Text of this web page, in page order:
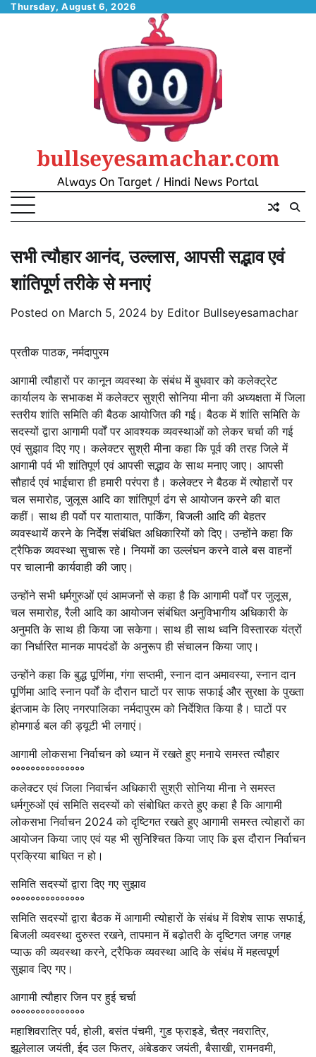
SkipThursday, August 6, 2026
bullseyesamachar.com
Always On Target / Hindi News Portal
सभी त्यौहार आनंद, उल्लास, आपसी सद्भाव एवं
शांतिपूर्ण तरीके से मनाएं
Posted on March 5, 2024 by Editor Bullseyesamachar
प्रतीक पाठक, नर्मदापुरम
आगामी त्यौहारों पर कानून व्यवस्था के संबंध में बुधवार को कलेक्ट्रेट
कार्यालय के सभाकक्ष में कलेक्टर सुश्री सोनिया मीना की अध्यक्षता में जिला
स्तरीय शांति समिति की बैठक आयोजित की गई। बैठक में शांति समिति के
सदस्यों द्वारा आगामी पर्वों पर आवश्यक व्यवस्थाओं को लेकर चर्चा की गई
एवं सुझाव दिए गए। कलेक्टर सुश्री मीना कहा कि पूर्व की तरह जिले में
आगामी पर्व भी शांतिपूर्ण एवं आपसी सद्भाव के साथ मनाए जाए। आपसी
सौहार्द एवं भाईचारा ही हमारी परंपरा है। कलेक्टर ने बैठक में त्योहारों पर
चल समारोह, जुलूस आदि का शांतिपूर्ण ढंग से आयोजन करने की बात
कहीं। साथ ही पर्वो पर यातायात, पार्किंग, बिजली आदि की बेहतर
व्यवस्थायें करने के निर्देश संबंधित अधिकारियों को दिए। उन्होंने कहा कि
ट्रैफिक व्यवस्था सुचारू रहे। नियमों का उल्लंघन करने वाले बस वाहनों
पर चालानी कार्यवाही की जाए।
उन्होंने सभी धर्मगुरुओं एवं आमजनों से कहा है कि आगामी पर्वों पर जुलूस,
चल समारोह, रैली आदि का आयोजन संबंधित अनुविभागीय अधिकारी के
अनुमति के साथ ही किया जा सकेगा। साथ ही साथ ध्वनि विस्तारक यंत्रों
का निर्धारित मानक मापदंडों के अनुरूप ही संचालन किया जाए।
उन्होंने कहा कि बुद्ध पूर्णिमा, गंगा सप्तमी, स्नान दान अमावस्या, स्नान दान
पूर्णिमा आदि स्नान पर्वों के दौरान घाटों पर साफ सफाई और सुरक्षा के पुख्ता
इंतजाम के लिए नगरपालिका नर्मदापुरम को निर्देशित किया है। घाटों पर
होमगार्ड बल की ड्यूटी भी लगाएं।
आगामी लोकसभा निर्वाचन को ध्‍यान में रखते हुए मनाये समस्त त्यौहार
°°°°°°°°°°°°°°°
कलेक्‍टर एवं जिला निवार्चन अधिकारी सुश्री सोनिया मीना ने समस्त
धर्मगुरुओं एवं समिति सदस्यों को संबोधित करते हुए कहा है कि आगामी
लोकसभा निर्वाचन 2024 को दृष्टिगत रखते हुए आगामी समस्त त्योहारों का
आयोजन किया जाए एवं यह भी सुनिश्चित किया जाए कि इस दौरान निर्वाचन
प्रक्रिया बाधित न हो।
समिति सदस्यों द्वारा दिए गए सुझाव
°°°°°°°°°°°°°°°
समिति सदस्यों द्वारा बैठक में आगामी त्योहारों के संबंध में विशेष साफ सफाई,
बिजली व्यवस्था दुरुस्त रखने, तापमान में बढ़ोतरी के दृष्टिगत जगह जगह
प्याऊ की व्यवस्था करने, ट्रैफिक व्यवस्था आदि के संबंध में महत्वपूर्ण
सुझाव दिए गए।
आगामी त्यौहार जिन पर हुई चर्चा
°°°°°°°°°°°°°°°
महाशिवरात्रि पर्व, होली, बसंत पंचमी, गुड फ्राइडे, चैत्र नवरात्रि,
झूलेलाल जयंती, ईद उल फितर, अंबेडकर जयंती, बैसाखी, रामनवमी,